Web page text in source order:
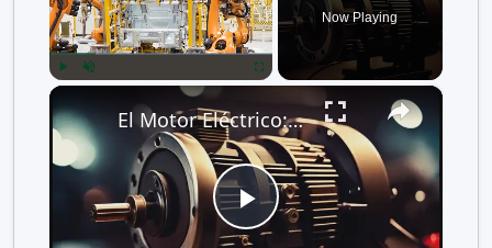
Now Playing
×
P
El Motor Eléctrico: Revolución en la Ingeniería